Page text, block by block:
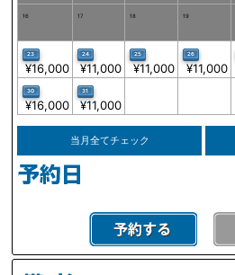
16 17 18 19
23
¥16,000
24
¥11,000
25
¥11,000
26
¥11,000
30
¥16,000
31
¥11,000
当月全てチェック